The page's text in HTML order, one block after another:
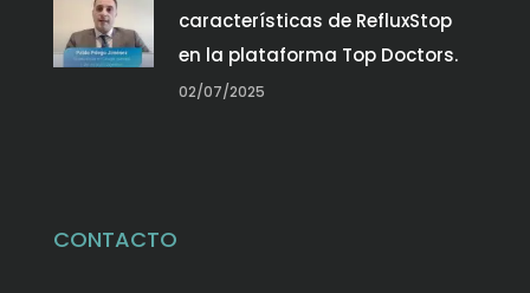
características de RefluxStop
en la plataforma Top Doctors.
02/07/2025
CONTACTO